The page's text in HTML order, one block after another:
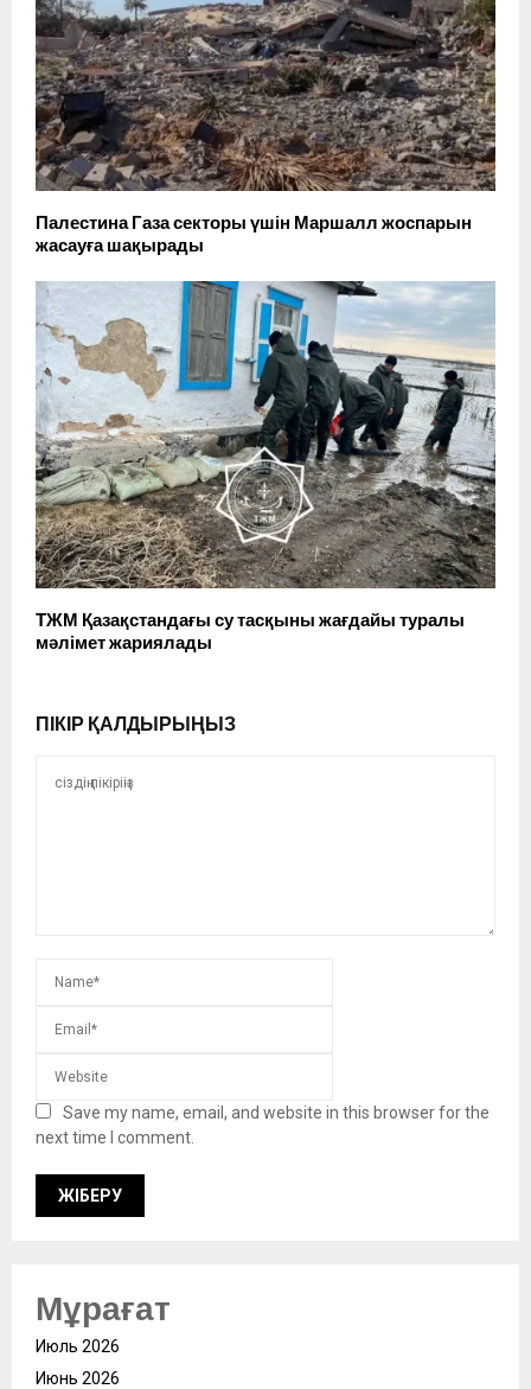
Палестина Газа секторы үшін Маршалл жоспарын
жасауға шақырады
ТЖМ Қазақстандағы су тасқыны жағдайы туралы
мәлімет жариялады
ПІКІР ҚАЛДЫРЫҢЫЗ
Save my name, email, and website in this browser for the
next time I comment.
Мұрағат
Июль 2026
Июнь 2026